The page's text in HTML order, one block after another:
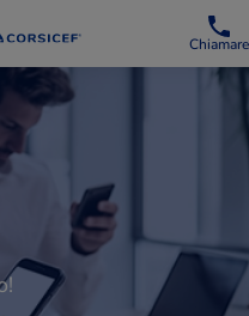
Chiamare